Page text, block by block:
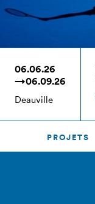
06.06.26
→06.09.26
Deauville
PROJETS